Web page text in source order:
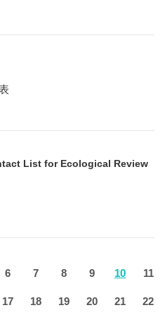
List for Ecological Review
6 7 8 9 10 11
17 18 19 20 21 22